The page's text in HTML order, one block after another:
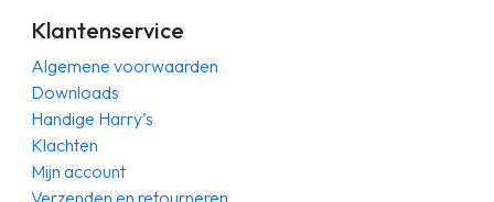
Klantenservice
Algemene voorwaarden
Downloads
Handige Harry’s
Klachten
Mijn account